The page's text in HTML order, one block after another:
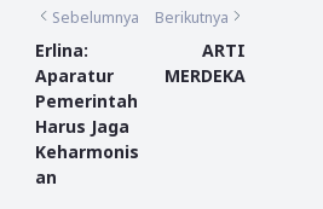
Sebelumnya
Erlina:
Aparatur
Pemerintah
Harus Jaga
Keharmonis
an
Berikutnya
ARTI
MERDEKA